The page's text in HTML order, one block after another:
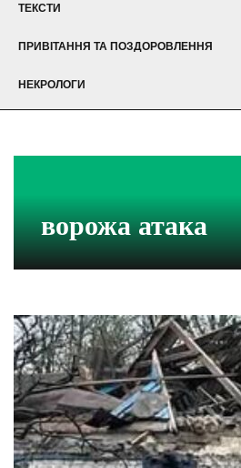
ТЕКСТИ
ПРИВІТАННЯ ТА ПОЗДОРОВЛЕННЯ
НЕКРОЛОГИ
ворожа атака